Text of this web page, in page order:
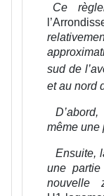
Ce
sud de
et au nord
même une
Ensuite,
une
nouvelle